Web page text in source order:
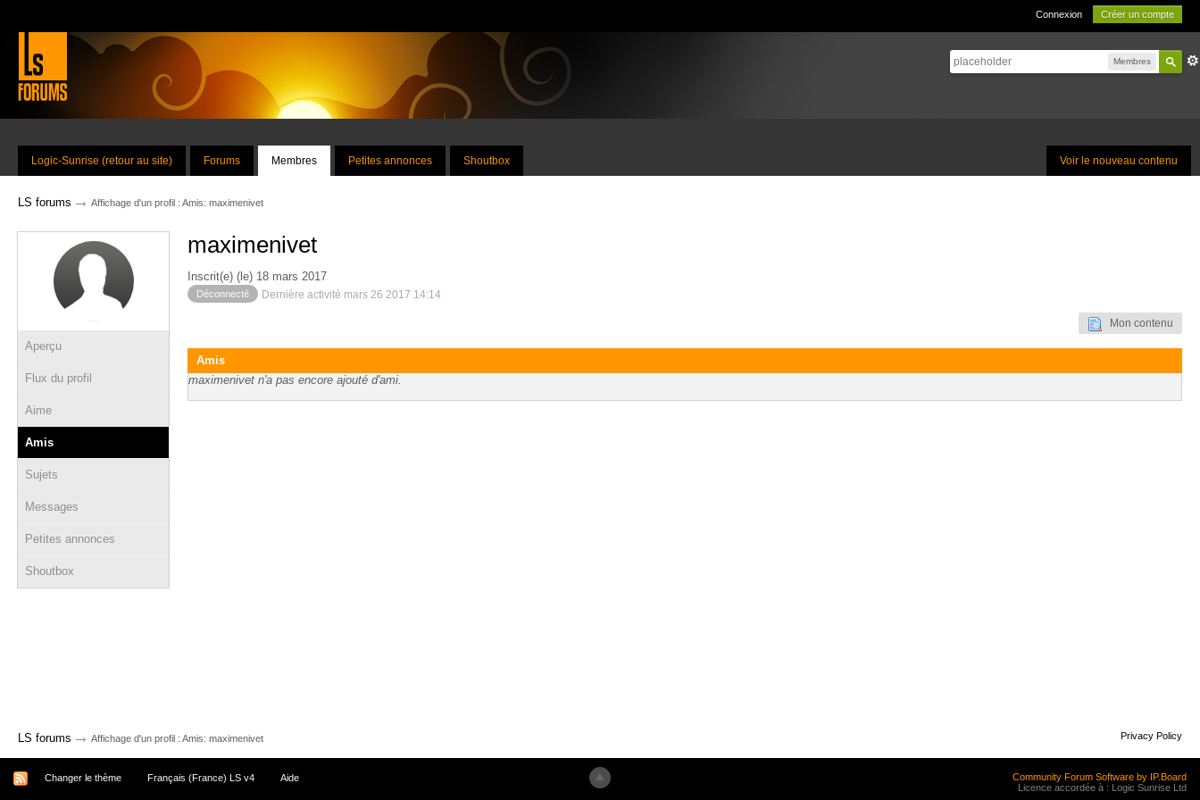
Connexion Créer un compte
Membres
Voir le nouveau contenu
Logic-Sunrise (retour au site) Forums Membres Petites annonces Shoutbox
LS forums → Affichage d'un profil : Amis: maximenivet
Aperçu
Flux du profil
Aime
Amis
Sujets
Messages
Petites annonces
Shoutbox
maximenivet
Inscrit(e) (le) 18 mars 2017
Déconnecté Dernière activité mars 26 2017 14:14
Mon contenu
Amis
maximenivet n'a pas encore ajouté d'ami.
LS forums → Affichage d'un profil : Amis: maximenivet Privacy Policy
Changer le thème Français (France) LS v4 Aide
Community Forum Software by IP.Board
Licence accordée à : Logic Sunrise Ltd